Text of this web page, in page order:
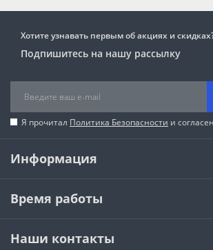
Хотите узнавать первым об акциях и
Подпишитесь на нашу рассылку
Я прочитал Политика Безопасности и
Информация
Время работы
Наши контакты